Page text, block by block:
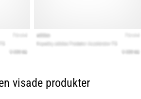
visade produkter